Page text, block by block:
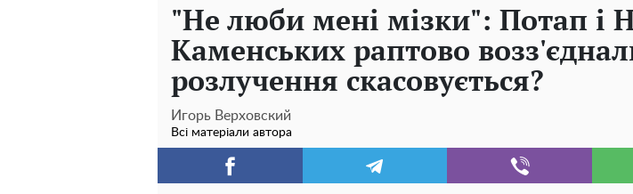
"Не люби мені мізки": Потап і
Каменських раптово
розлучення скасовується?
Игорь Верховский
Всі матеріали автора